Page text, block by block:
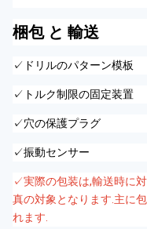
梱包 と 輸送
✓ドリルのパターン模板
✓トルク制限の固定装置
✓穴の保護プラグ
✓振動センサー
✓実際の包装は,輸送時に
真の対象となります.主に
れます.